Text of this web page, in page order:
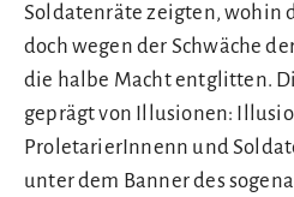
Soldatenräte zeigten, wohin
doch wegen der Schwäche
die halbe Macht entglitten.
geprägt von Illusionen:
ProletarierInnenn und
unter dem Banner des